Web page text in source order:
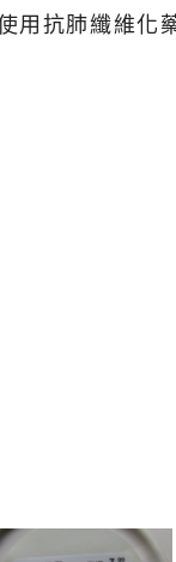
抗肺纖維化